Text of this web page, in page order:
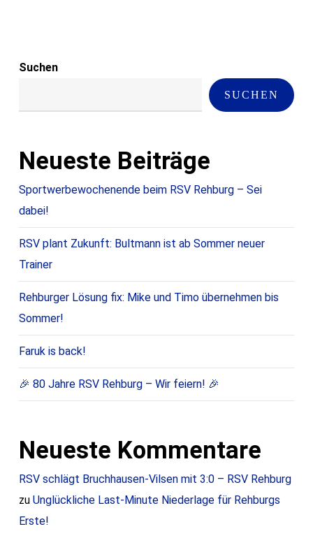
Suchen
SUCHEN
Neueste Beiträge
Sportwerbewochenende beim RSV Rehburg – Sei
dabei!
RSV plant Zukunft: Bultmann ist ab Sommer neuer
Trainer
Rehburger Lösung fix: Mike und Timo übernehmen bis
Sommer!
Faruk is back!
🎉 80 Jahre RSV Rehburg – Wir feiern! 🎉
Neueste Kommentare
RSV schlägt Bruchhausen-Vilsen mit 3:0 – RSV Rehburg
zu Unglückliche Last-Minute Niederlage für Rehburgs
Erste!